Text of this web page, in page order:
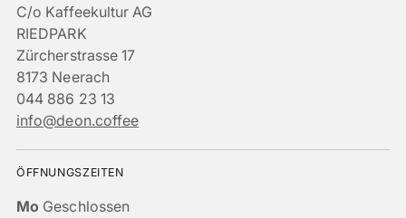
C/o Kaffeekultur AG
RIEDPARK
Zürcherstrasse 17
8173 Neerach
044 886 23 13
info@deon.coffee
ÖFFNUNGSZEITEN
Mo Geschlossen